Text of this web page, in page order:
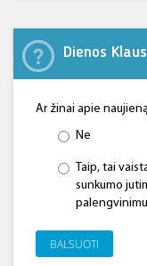
Dienos
Ar žinai apie naujieną
Ne
Taip, tai
sunkumo
BALSUOTI